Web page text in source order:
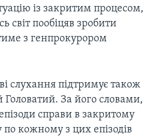
із закритим процесом,
світ пообіцяв зробити
з генпрокурором
слухання підтримує також
Головатий. За його словами,
справи в закритому
кожному з цих епізодів